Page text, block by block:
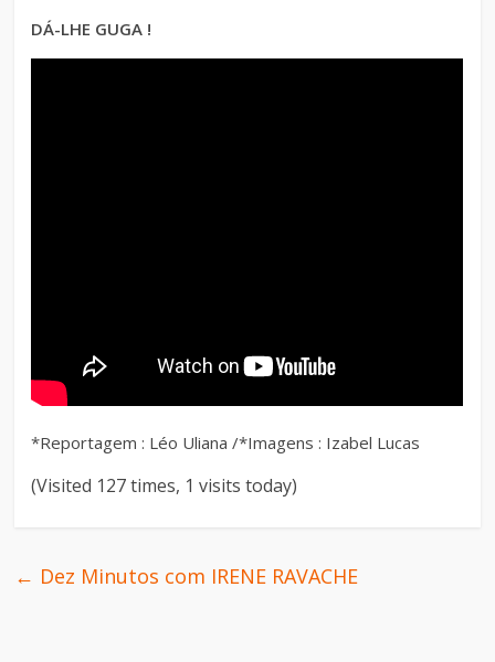
DÁ-LHE GUGA !
*Reportagem : Léo Uliana /*Imagens : Izabel Lucas
(Visited 127 times, 1 visits today)
← Dez Minutos com IRENE RAVACHE